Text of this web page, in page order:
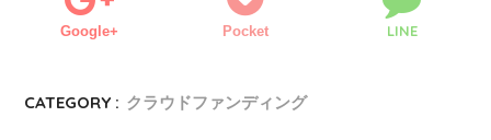
Google+ Pocket LINE
CATEGORY : クラウドファンディング